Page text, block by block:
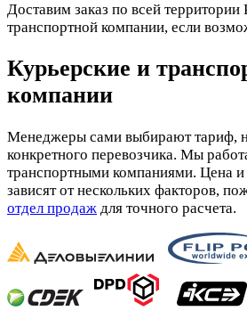
Доставим заказ по всей
транспортной компании, если
Курьерские и
компании
Менеджеры сами выбирают тариф,
конкретного перевозчика. Мы
транспортными компаниями. Цена и
зависят от нескольких факторов,
отдел продаж для точного расчета.